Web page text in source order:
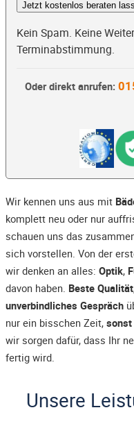
Jetzt kostenlos beraten
Kein Spam. Keine
Terminabstimmung.
Oder direkt anrufen:
Wir kennen uns aus mit
komplett neu oder nur
schauen uns das
sich vorstellen. Von der
wir denken an alles: Optik,
davon haben. Beste Qualität
unverbindliches Gespräch
nur ein bisschen Zeit,
wir sorgen dafür, dass Ihr
fertig wird.
Unsere